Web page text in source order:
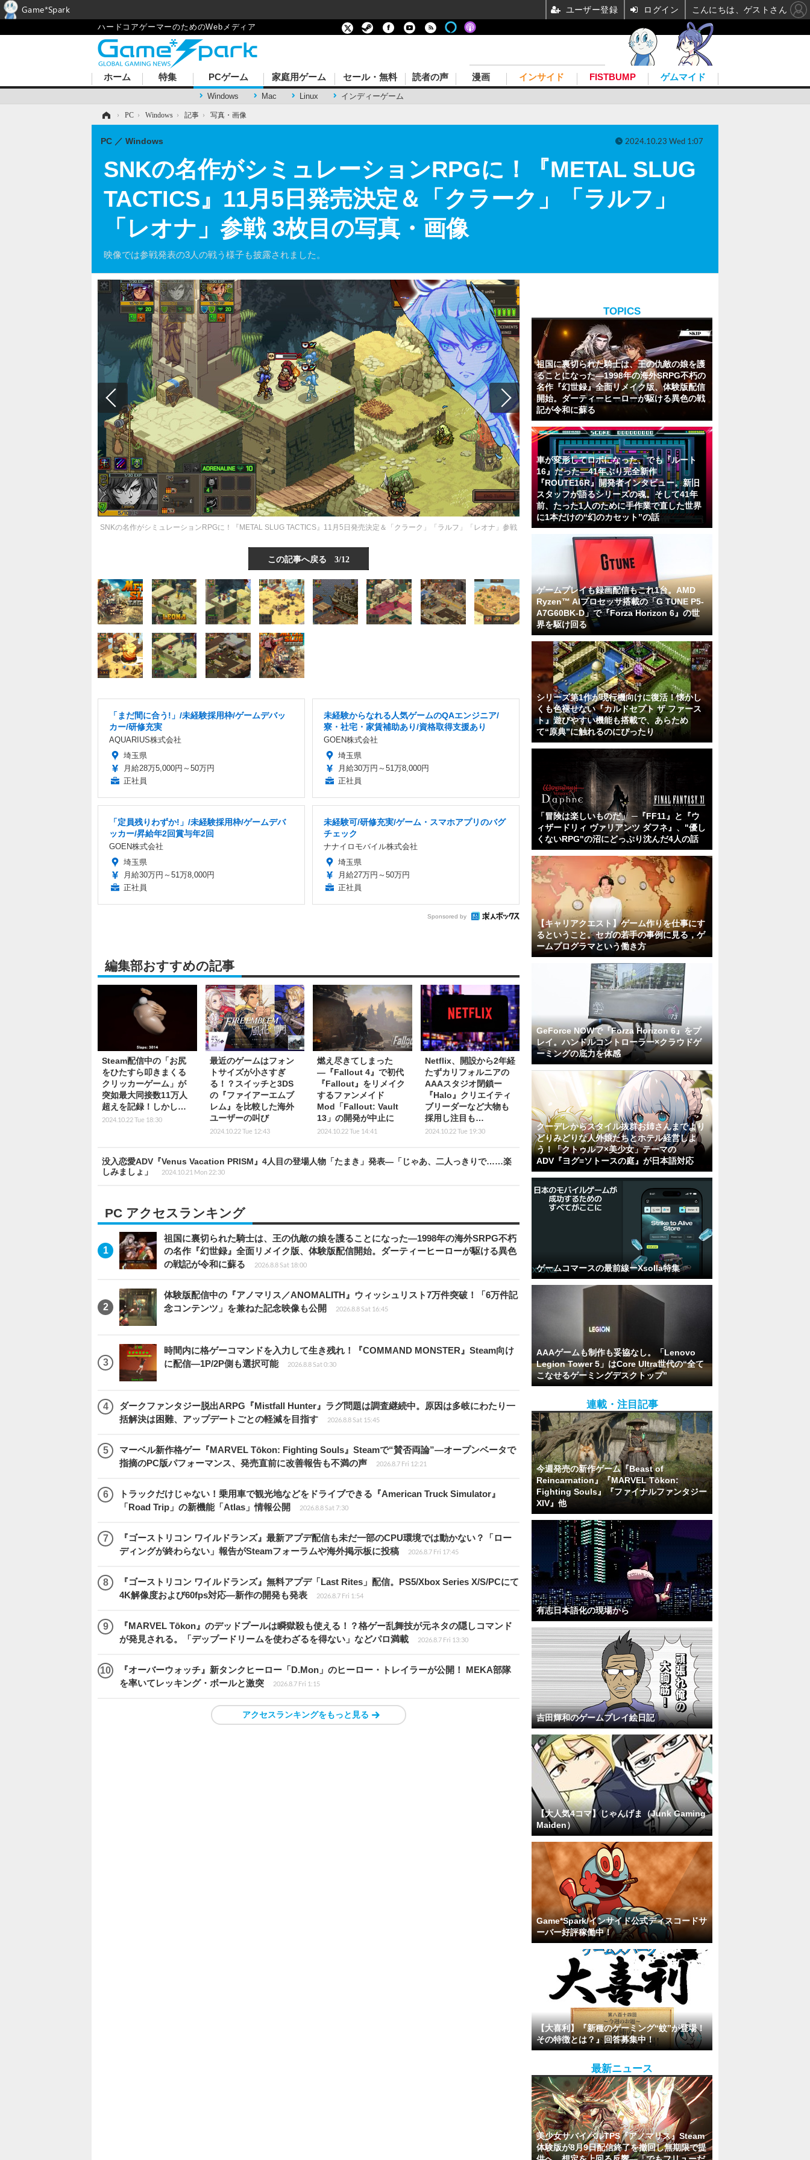
ハードコアゲーマーのためのWebメディア
ホーム 特集 PCゲーム
Windows Mac Linux インディーゲーム
家庭用ゲーム セール・無料 読者の声 漫画 インサイド FISTBUMP ゲムマイド
› PC › Windows › 記事 › 写真・画像
SNKの名作がシミュレーションRPGに！『METAL SLUG
TACTICS』11月5日発売決定＆「クラーク」「ラルフ」
「レオナ」参戦 3枚目の写真・画像
映像では参戦発表の3人の戦う様子も披露されました。
PC Windows 2024.10.23 Wed 1:07
SNKの名作がシミュレーションRPGに！『METAL SLUG TACTICS』11月5日発売決定＆「クラーク」「ラルフ」「レオナ」参戦
この記事へ戻る 3/12
「まだ間に合う!」/未経験採用枠/ゲームデバッ
カー/研修充実
AQUARIUS株式会社
埼玉県
月給28万5,000円～50万円
正社員
未経験からなれる人気ゲームのQAエンジニア/
寮・社宅・家賃補助あり/資格取得支援あり
GOEN株式会社
埼玉県
月給30万円～51万8,000円
正社員
「定員残りわずか!」/未経験採用枠/ゲームデバ
ッカー/昇給年2回賞与年2回
GOEN株式会社
埼玉県
月給30万円～51万8,000円
正社員
未経験可/研修充実/ゲーム・スマホアプリのバグ
チェック
ナナイロモバイル株式会社
埼玉県
月給27万円～50万円
正社員
Sponsored by
編集部おすすめの記事
Steam配信中の「お尻
をひたすら叩きまくる
クリッカーゲーム」が
突如最大同接数11万人
超えを記録！しかし…
2024.10.22 Tue 18:30
最近のゲームはフォン
トサイズが小さすぎ
る！？スイッチと3DS
の『ファイアーエムブ
レム』を比較した海外
ユーザーの叫び
2024.10.22 Tue 12:43
燃え尽きてしまった
―『Fallout 4』で初代
『Fallout』をリメイク
するファンメイド
Mod「Fallout: Vault
13」の開発が中止に
2024.10.22 Tue 14:41
Netflix、開設から2年経
たずカリフォルニアの
AAAスタジオ閉鎖ー
『Halo』クリエイティ
ブリーダーなど大物も
採用し注目も…
2024.10.22 Tue 19:30
没入恋愛ADV『Venus Vacation PRISM』4人目の登場人物「たまき」発表―「じゃあ、二人っきりで……楽
しみましょ」
2024.10.21 Mon 22:30
PC アクセスランキング
祖国に裏切られた騎士は、王の仇敵の娘を護ることになった―1998年の海外SRPG不朽
の名作『幻世録』全面リメイク版、体験版配信開始。ダーティーヒーローが駆ける異色
の戦記が令和に蘇る
2026.8.8 Sat 18:00
体験版配信中の『アノマリス／ANOMALITH』ウィッシュリスト7万件突破！「6万件記
念コンテンツ」を兼ねた記念映像も公開
2026.8.8 Sat 16:45
時間内に格ゲーコマンドを入力して生き残れ！『COMMAND MONSTER』Steam向け
に配信―1P/2P側も選択可能
2026.8.8 Sat 0:30
ダークファンタジー脱出ARPG『Mistfall Hunter』ラグ問題は調査継続中。原因は多岐にわたり一
括解決は困難、アップデートごとの軽減を目指す
2026.8.8 Sat 15:45
マーベル新作格ゲー『MARVEL Tōkon: Fighting Souls』Steamで“賛否両論”―オープンベータで
指摘のPC版パフォーマンス、発売直前に改善報告も不満の声
2026.8.7 Fri 12:21
トラックだけじゃない！乗用車で観光地などをドライブできる『American Truck Simulator』
「Road Trip」の新機能「Atlas」情報公開
2026.8.8 Sat 7:30
『ゴーストリコン ワイルドランズ』最新アプデ配信も未だ一部のCPU環境では動かない？「ロー
ディングが終わらない」報告がSteamフォーラムや海外掲示板に投稿
2026.8.7 Fri 17:45
『ゴーストリコン ワイルドランズ』無料アプデ「Last Rites」配信。PS5/Xbox Series X/S/PCにて
4K解像度および60fps対応―新作の開発も発表
2026.8.7 Fri 1:54
『MARVEL Tōkon』のデッドプールは瞬獄殺も使える！？格ゲー乱舞技が元ネタの隠しコマンド
が発見される。「デップードリームを使わざるを得ない」などパロ満載
2026.8.7 Fri 13:30
『オーバーウォッチ』新タンクヒーロー「D.Mon」のヒーロー・トレイラーが公開！ MEKA部隊
を率いてレッキング・ボールと激突
2026.8.7 Fri 1:15
アクセスランキングをもっと見る
TOPICS
祖国に裏切られた騎士は、王の仇敵の娘を護
ることになった―1998年の海外SRPG不朽の
名作『幻世録』全面リメイク版、体験版配信
開始。ダーティーヒーローが駆ける異色の戦
記が令和に蘇る
車が変形してロボになった、でも『ルート
16』だった―41年ぶり完全新作
『ROUTE16R』開発者インタビュー。新旧
スタッフが語るシリーズの魂。そして41年
前、たった1人のために手作業で直した世界
に1本だけの“幻のカセット”の話
ゲームプレイも録画配信もこれ1台。AMD
Ryzen™ AIプロセッサ搭載の「G TUNE P5-
A7G60BK-D」で『Forza Horizon 6』の世
界を駆け回る
シリーズ第1作が現行機向けに復活！懐かし
くも色褪せない『カルドセプト ザ ファース
ト』遊びやすい機能も搭載で、あらため
て“原典”に触れるのにぴったり
「冒険は楽しいものだ」 ─『FF11』と『ウ
ィザードリィ ヴァリアンツ ダフネ』、"優し
くないRPG"の沼にどっぷり沈んだ4人の話
【キャリアクエスト】ゲーム作りを仕事にす
るということ。セガの若手の事例に見る，ゲ
ームプログラマという働き方
GeForce NOWで『Forza Horizon 6』をプ
レイ。ハンドルコントローラー×クラウドゲ
ーミングの底力を体感
クーデレからスタイル抜群お姉さんまでより
どりみどりな人外娘たちとホテル経営しよ
う！「クトゥルフ×美少女」テーマの
ADV『ヨグ=ソトースの庭』が日本語対応
ゲームコマースの最前線ーXsolla特集
AAAゲームも制作も妥協なし。「Lenovo
Legion Tower 5」はCore Ultra世代の“全て
こなせるゲーミングデスクトップ”
連載・注目記事
今週発売の新作ゲーム『Beast of
Reincarnation』『MARVEL Tōkon:
Fighting Souls』『ファイナルファンタジー
XIV』他
有志日本語化の現場から
吉田輝和のゲームプレイ絵日記
【大人気4コマ】じゃんげま（Junk Gaming
Maiden）
Game*Spark/インサイド公式ディスコードサ
ーバー好評稼働中！
【大喜利】『新種のゲーミング“蚊”が登場！
その特徴とは？』回答募集中！
最新ニュース
美少女サバイバルTPS『アノマリス』Steam
体験版が8月9日配信終了を撤回し無期限で提
Game*Spark ユーザー登録 ログイン こんにちは、ゲストさん